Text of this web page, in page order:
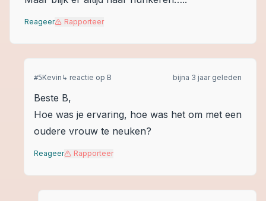
Reageer Rapporteer
#5Kevin ↳ reactie op B bijna 3 jaar geleden
Beste B,
Hoe was je ervaring, hoe was het om met een
oudere vrouw te neuken?
Reageer Rapporteer